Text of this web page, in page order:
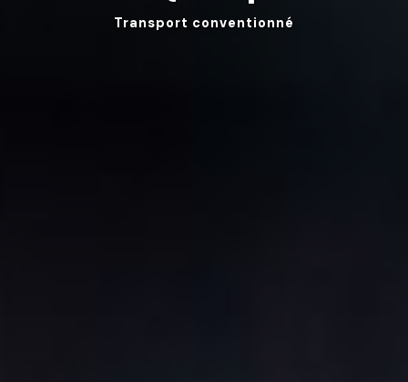
Transport conventionné